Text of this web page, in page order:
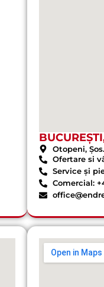
Otopeni,
Ofertare si
Service și
Comercial: